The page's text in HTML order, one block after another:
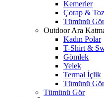
Kemerler
Çorap &
Tümünü Gör
Outdoor Ara
Kadın Polar
T-Shirt &
Gömlek
Yelek
Termal İçlik
Tümünü Gör
Tümünü Gör